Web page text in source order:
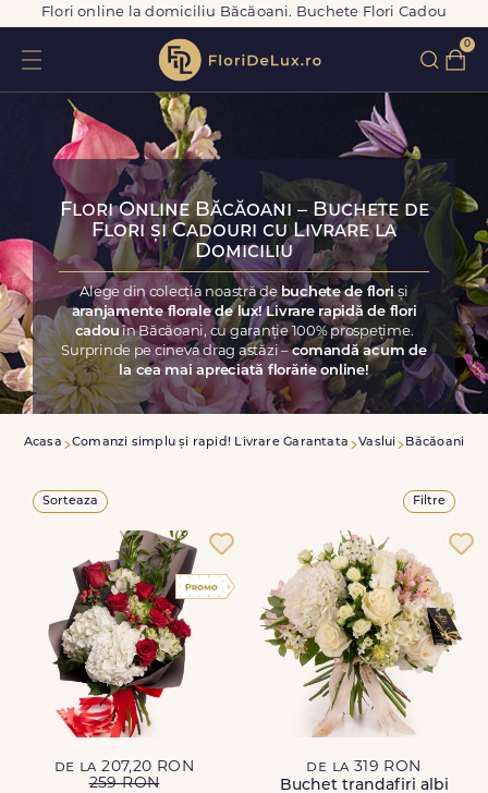
Flori online la domiciliu Băcăoani. Buchete Flori Cadou
0
Flori Online Băcăoani – Buchete de
Flori și Cadouri cu Livrare la
Domiciliu
Alege din colecția noastră de buchete de floriși
aranjamente florale de lux! Livrare rapidă de flori
cadouîn Băcăoani, cu garanție 100% prospețime.
Surprinde pe cineva drag astăzi –comandă acum de
la cea mai apreciată florărie online!
Acasa Comanzi simplu și rapid! Livrare Garantata Vaslui Băcăoani
Sorteaza Filtre
de la 207,20 RON
259 RON
de la 319 RON
Buchet trandafiri albi